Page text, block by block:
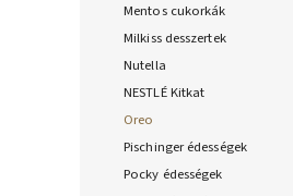
Mentos cukorkák
Milkiss desszertek
Nutella
NESTLÉ Kitkat
Oreo
Pischinger édességek
Pocky édességek